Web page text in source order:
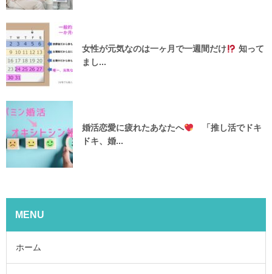
女性が元気なのは一ヶ月で一週間だけ
知って
まし...
婚活恋愛に疲れたあなたへ
「推し活でドキ
ドキ、婚...
MENU
ホーム